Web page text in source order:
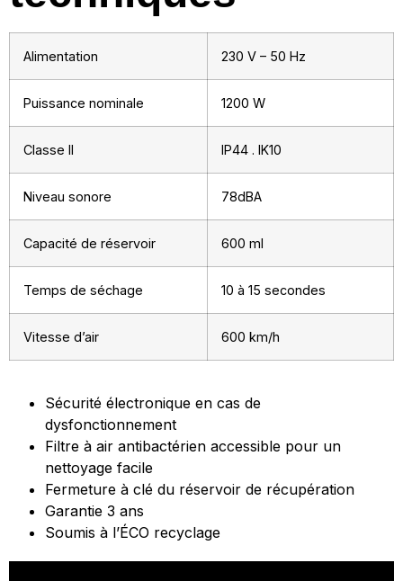
Alimentation 230 V – 50 Hz
Puissance nominale 1200 W
Classe II IP44 . IK10
Niveau sonore 78dBA
Capacité de réservoir 600 ml
Temps de séchage 10 à 15 secondes
Vitesse d’air 600 km/h
Sécurité électronique en cas de
dysfonctionnement
Filtre à air antibactérien accessible pour un
nettoyage facile
Fermeture à clé du réservoir de récupération
Garantie 3 ans
Soumis à l’ÉCO recyclage